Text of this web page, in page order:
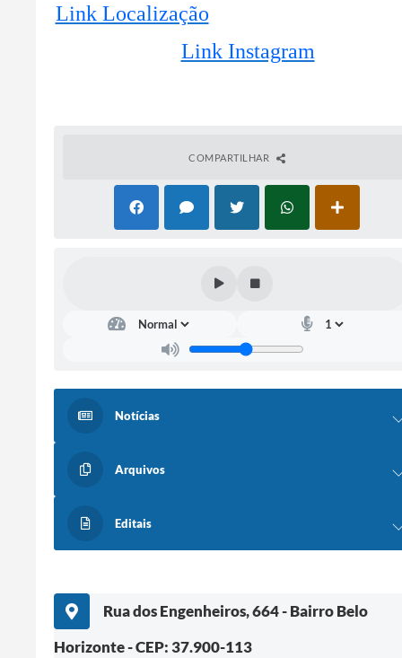
Link Localização
Link Instagram
COMPARTILHAR
Notícias
Arquivos
Editais
Rua dos Engenheiros, 664 - Bairro Belo
Horizonte - CEP: 37.900-113